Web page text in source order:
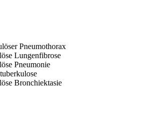
Pneumothorax
Lungenfibrose
Pneumonie
Bronchiektasie